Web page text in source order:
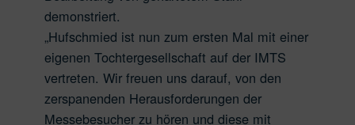
demonstriert.
„Hufschmied ist nun zum ersten Mal mit einer
eigenen Tochtergesellschaft auf der IMTS
vertreten. Wir freuen uns darauf, von den
zerspanenden Herausforderungen der
Messebesucher zu hören und diese mit